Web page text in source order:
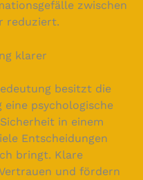
zwischen
reduziert.
klarer
besitzt die
eine psychologische
in einem
Entscheidungen
bringt. Klare
und fördern